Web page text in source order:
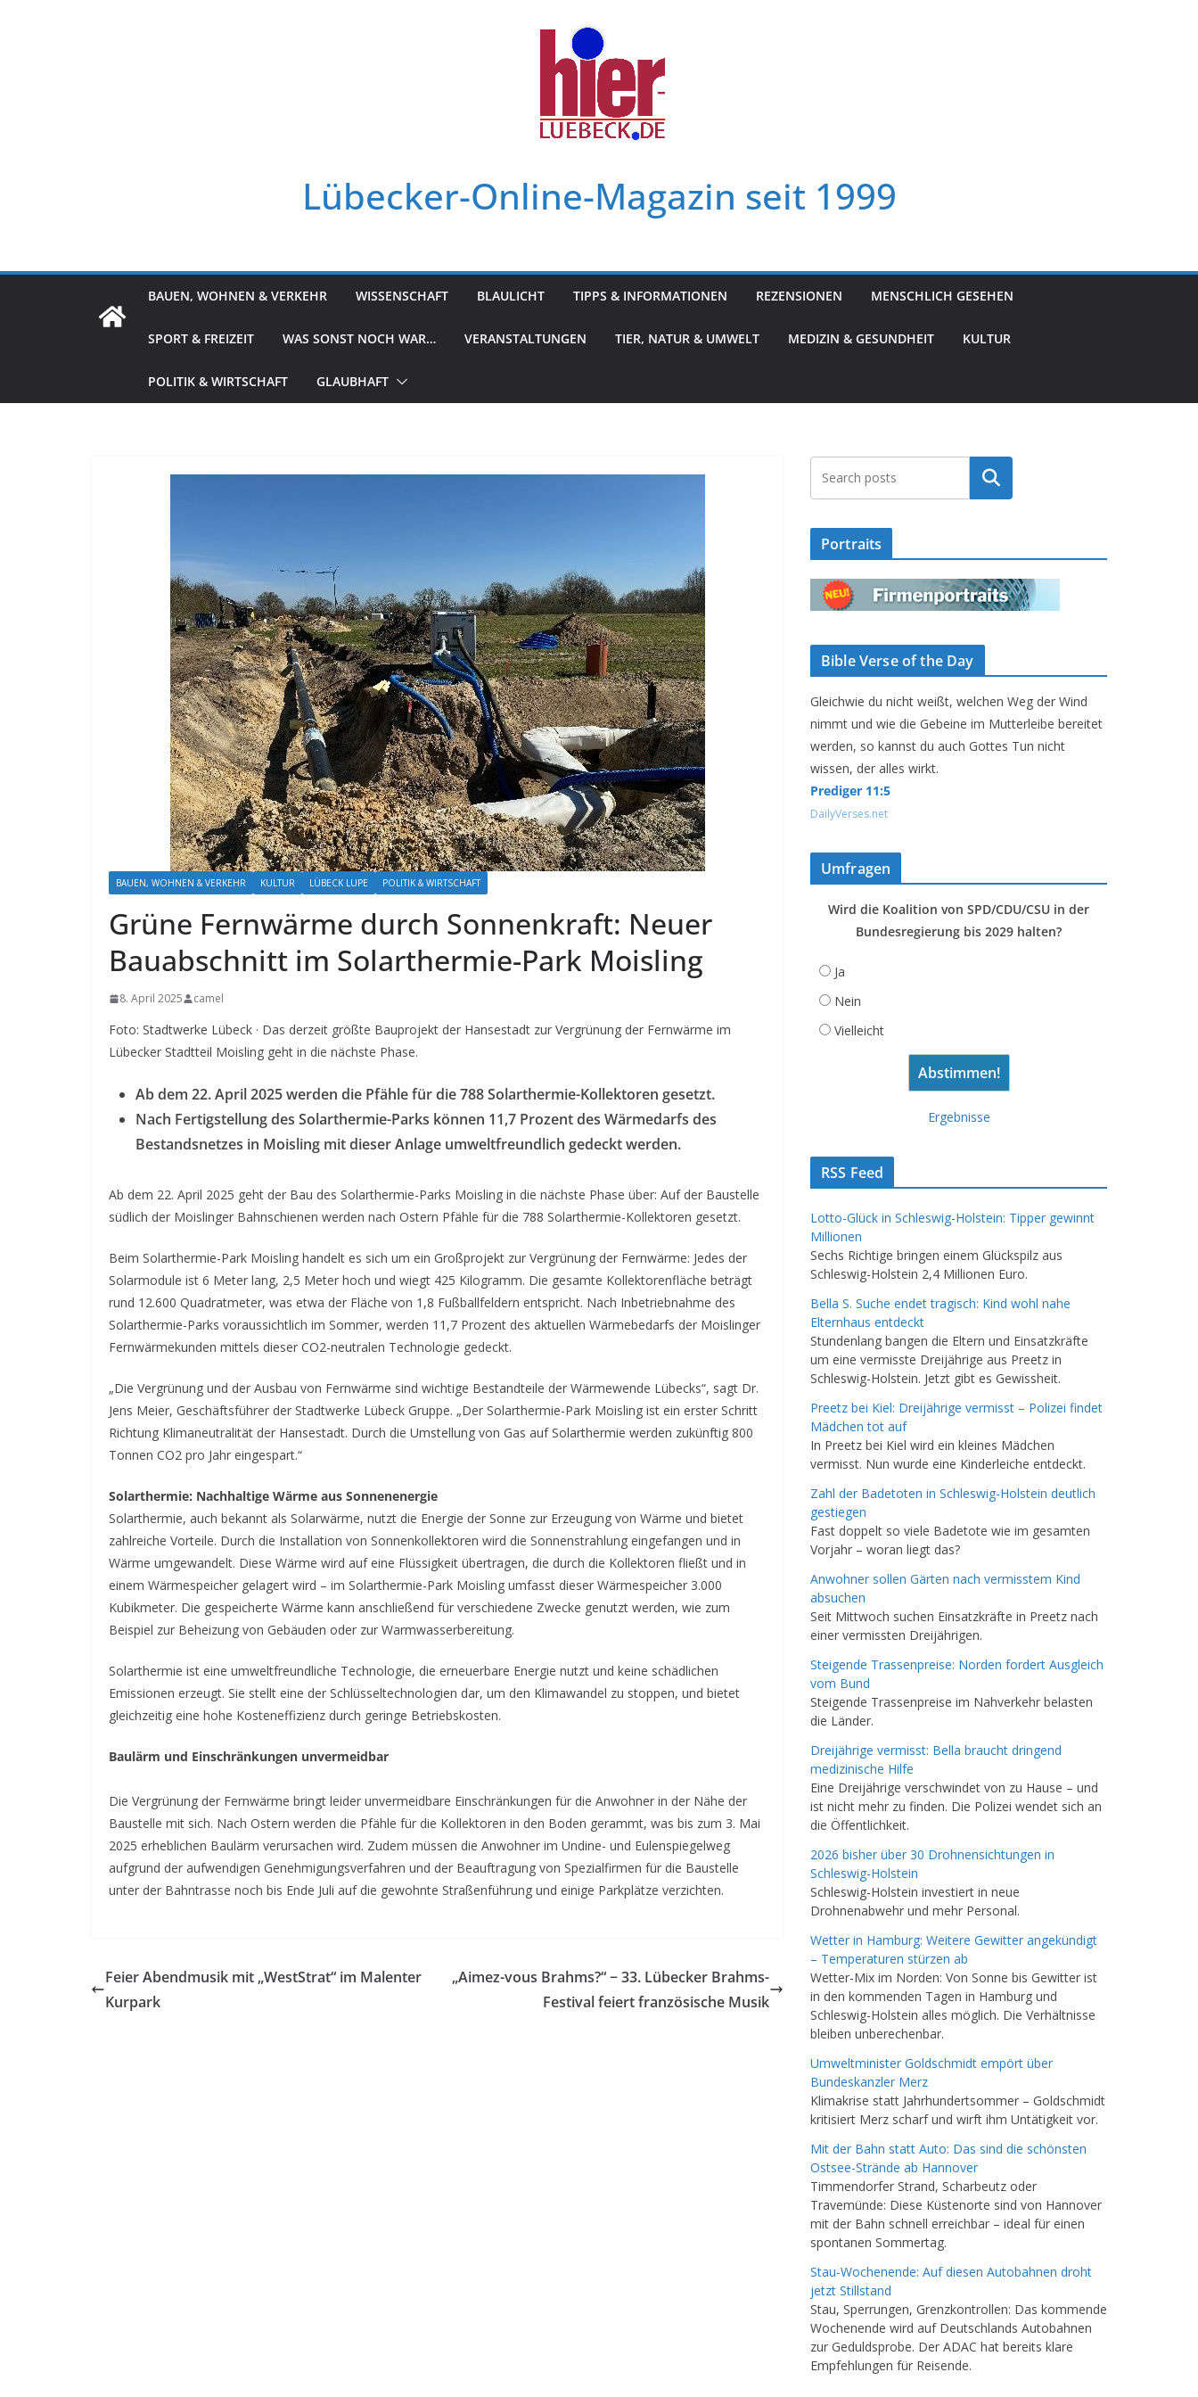
Lübecker-Online-Magazin seit 1999
BAUEN, WOHNEN & VERKEHR WISSENSCHAFT BLAULICHT TIPPS & INFORMATIONEN REZENSIONEN MENSCHLICH GESEHEN
SPORT & FREIZEIT WAS SONST NOCH WAR… VERANSTALTUNGEN TIER, NATUR & UMWELT MEDIZIN & GESUNDHEIT KULTUR
POLITIK & WIRTSCHAFT GLAUBHAFT
BAUEN, WOHNEN & VERKEHR KULTUR LÜBECK LUPE POLITIK & WIRTSCHAFT
Grüne Fernwärme durch Sonnenkraft: Neuer
Bauabschnitt im Solarthermie-Park Moisling
8. April 2025 camel
Foto: Stadtwerke Lübeck · Das derzeit größte Bauprojekt der Hansestadt zur Vergrünung der Fernwärme im
Lübecker Stadtteil Moisling geht in die nächste Phase.
Ab dem 22. April 2025 werden die Pfähle für die 788 Solarthermie-Kollektoren gesetzt.
Nach Fertigstellung des Solarthermie-Parks können 11,7 Prozent des Wärmedarfs des
Bestandsnetzes in Moisling mit dieser Anlage umweltfreundlich gedeckt werden.
Ab dem 22. April 2025 geht der Bau des Solarthermie-Parks Moisling in die nächste Phase über: Auf der Baustelle
südlich der Moislinger Bahnschienen werden nach Ostern Pfähle für die 788 Solarthermie-Kollektoren gesetzt.
Beim Solarthermie-Park Moisling handelt es sich um ein Großprojekt zur Vergrünung der Fernwärme: Jedes der
Solarmodule ist 6 Meter lang, 2,5 Meter hoch und wiegt 425 Kilogramm. Die gesamte Kollektorenfläche beträgt
rund 12.600 Quadratmeter, was etwa der Fläche von 1,8 Fußballfeldern entspricht. Nach Inbetriebnahme des
Solarthermie-Parks voraussichtlich im Sommer, werden 11,7 Prozent des aktuellen Wärmebedarfs der Moislinger
Fernwärmekunden mittels dieser CO2-neutralen Technologie gedeckt.
„Die Vergrünung und der Ausbau von Fernwärme sind wichtige Bestandteile der Wärmewende Lübecks“, sagt Dr.
Jens Meier, Geschäftsführer der Stadtwerke Lübeck Gruppe. „Der Solarthermie-Park Moisling ist ein erster Schritt
Richtung Klimaneutralität der Hansestadt. Durch die Umstellung von Gas auf Solarthermie werden zukünftig 800
Tonnen CO2 pro Jahr eingespart.“
Solarthermie: Nachhaltige Wärme aus Sonnenenergie
Solarthermie, auch bekannt als Solarwärme, nutzt die Energie der Sonne zur Erzeugung von Wärme und bietet
zahlreiche Vorteile. Durch die Installation von Sonnenkollektoren wird die Sonnenstrahlung eingefangen und in
Wärme umgewandelt. Diese Wärme wird auf eine Flüssigkeit übertragen, die durch die Kollektoren fließt und in
einem Wärmespeicher gelagert wird – im Solarthermie-Park Moisling umfasst dieser Wärmespeicher 3.000
Kubikmeter. Die gespeicherte Wärme kann anschließend für verschiedene Zwecke genutzt werden, wie zum
Beispiel zur Beheizung von Gebäuden oder zur Warmwasserbereitung.
Solarthermie ist eine umweltfreundliche Technologie, die erneuerbare Energie nutzt und keine schädlichen
Emissionen erzeugt. Sie stellt eine der Schlüsseltechnologien dar, um den Klimawandel zu stoppen, und bietet
gleichzeitig eine hohe Kosteneffizienz durch geringe Betriebskosten.
Baulärm und Einschränkungen unvermeidbar
Die Vergrünung der Fernwärme bringt leider unvermeidbare Einschränkungen für die Anwohner in der Nähe der
Baustelle mit sich. Nach Ostern werden die Pfähle für die Kollektoren in den Boden gerammt, was bis zum 3. Mai
2025 erheblichen Baulärm verursachen wird. Zudem müssen die Anwohner im Undine- und Eulenspiegelweg
aufgrund der aufwendigen Genehmigungsverfahren und der Beauftragung von Spezialfirmen für die Baustelle
unter der Bahntrasse noch bis Ende Juli auf die gewohnte Straßenführung und einige Parkplätze verzichten.
Feier Abendmusik mit „WestStrat“ im Malenter
Kurpark
„Aimez-vous Brahms?“ − 33. Lübecker Brahms-
Festival feiert französische Musik
Suchen
Portraits
Bible Verse of the Day
Gleichwie du nicht weißt, welchen Weg der Wind
nimmt und wie die Gebeine im Mutterleibe bereitet
werden, so kannst du auch Gottes Tun nicht
wissen, der alles wirkt.
Prediger 11:5
DailyVerses.net
Umfragen
Wird die Koalition von SPD/CDU/CSU in der
Bundesregierung bis 2029 halten?
Ja
Nein
Vielleicht
Ergebnisse
RSS Feed
Lotto-Glück in Schleswig-Holstein: Tipper gewinnt
Millionen
Sechs Richtige bringen einem Glückspilz aus
Schleswig-Holstein 2,4 Millionen Euro.
Bella S. Suche endet tragisch: Kind wohl nahe
Elternhaus entdeckt
Stundenlang bangen die Eltern und Einsatzkräfte
um eine vermisste Dreijährige aus Preetz in
Schleswig-Holstein. Jetzt gibt es Gewissheit.
Preetz bei Kiel: Dreijährige vermisst – Polizei findet
Mädchen tot auf
In Preetz bei Kiel wird ein kleines Mädchen
vermisst. Nun wurde eine Kinderleiche entdeckt.
Zahl der Badetoten in Schleswig-Holstein deutlich
gestiegen
Fast doppelt so viele Badetote wie im gesamten
Vorjahr – woran liegt das?
Anwohner sollen Gärten nach vermisstem Kind
absuchen
Seit Mittwoch suchen Einsatzkräfte in Preetz nach
einer vermissten Dreijährigen.
Steigende Trassenpreise: Norden fordert Ausgleich
vom Bund
Steigende Trassenpreise im Nahverkehr belasten
die Länder.
Dreijährige vermisst: Bella braucht dringend
medizinische Hilfe
Eine Dreijährige verschwindet von zu Hause – und
ist nicht mehr zu finden. Die Polizei wendet sich an
die Öffentlichkeit.
2026 bisher über 30 Drohnensichtungen in
Schleswig-Holstein
Schleswig-Holstein investiert in neue
Drohnenabwehr und mehr Personal.
Wetter in Hamburg: Weitere Gewitter angekündigt
– Temperaturen stürzen ab
Wetter-Mix im Norden: Von Sonne bis Gewitter ist
in den kommenden Tagen in Hamburg und
Schleswig-Holstein alles möglich. Die Verhältnisse
bleiben unberechenbar.
Umweltminister Goldschmidt empört über
Bundeskanzler Merz
Klimakrise statt Jahrhundertsommer – Goldschmidt
kritisiert Merz scharf und wirft ihm Untätigkeit vor.
Mit der Bahn statt Auto: Das sind die schönsten
Ostsee-Strände ab Hannover
Timmendorfer Strand, Scharbeutz oder
Travemünde: Diese Küstenorte sind von Hannover
mit der Bahn schnell erreichbar – ideal für einen
spontanen Sommertag.
Stau-Wochenende: Auf diesen Autobahnen droht
jetzt Stillstand
Stau, Sperrungen, Grenzkontrollen: Das kommende
Wochenende wird auf Deutschlands Autobahnen
zur Geduldsprobe. Der ADAC hat bereits klare
Empfehlungen für Reisende.